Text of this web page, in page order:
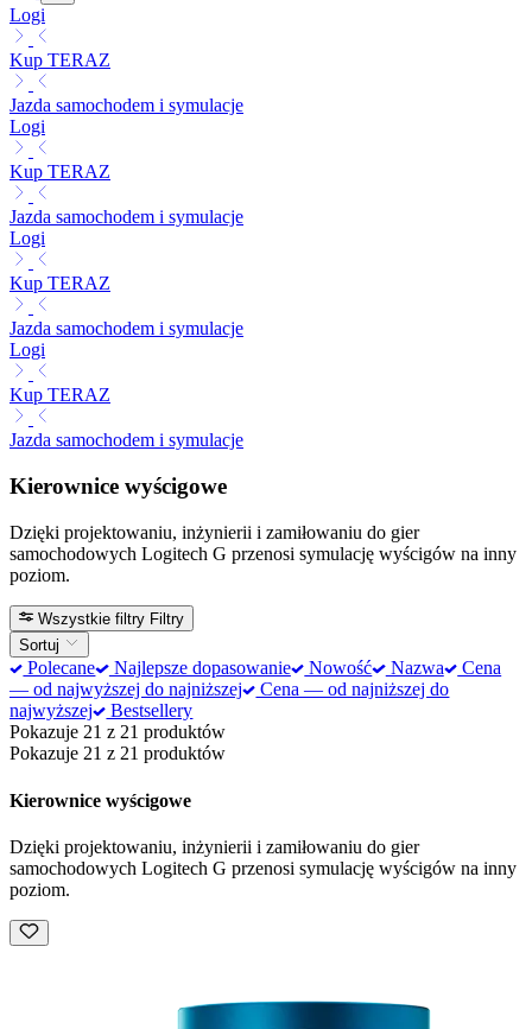
Logi
Kup TERAZ
Jazda samochodem i symulacje
Logi
Kup TERAZ
Jazda samochodem i symulacje
Logi
Kup TERAZ
Jazda samochodem i symulacje
Logi
Kup TERAZ
Jazda samochodem i symulacje
Kierownice wyścigowe
Dzięki projektowaniu, inżynierii i zamiłowaniu do gier
samochodowych Logitech G przenosi symulację wyścigów na inny
poziom.
Wszystkie filtry Filtry
Sortuj
Polecane Najlepsze dopasowanie Nowość Nazwa
Cena
— od najwyższej do najniższej
Cena — od najniższej do
najwyższej
Bestsellery
Pokazuje 21 z 21 produktów
Pokazuje 21 z 21 produktów
Kierownice wyścigowe
Dzięki projektowaniu, inżynierii i zamiłowaniu do gier
samochodowych Logitech G przenosi symulację wyścigów na inny
poziom.